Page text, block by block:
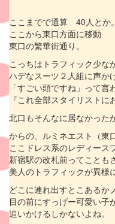
ここまでで通算 40人とか。
ここから東口方面に移動
東口の繁華街通り。
こっちはトラフィック少な
ハデなスーツ２人組に声か
「すごい頭ですね」って言
『これ全部スタイリストに
北口もそんなに居なかった
からの、ルミネエスト（東
ここドレス系のレディース
新宿駅の改札前ってことも
美人のトラフィックが異様
どこに連れ出すとこあるか
目の前にすっげー可愛い子
追いかけるしかないよね。